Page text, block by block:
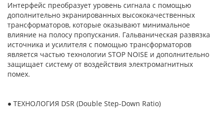
Интерфейс преобразует уровень сигнала с помощью
дополнительно экранированных высококачественных
трансформаторов, которые оказывают минимальное
влияние на полосу пропускания. Гальваническая развязка
источника и усилителя с помощью трансформаторов
является частью технологии STOP NOISE и дополнительно
защищает систему от воздействия электромагнитных
помех.
● ТЕХНОЛОГИЯ DSR (Double Step-Down Ratio)